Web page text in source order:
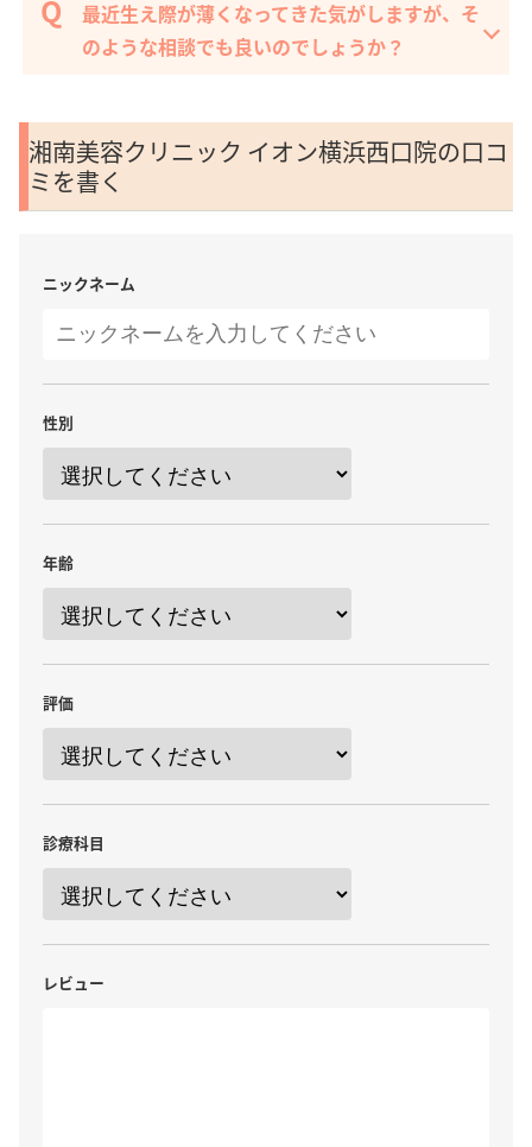
最近生え際が薄くなってきた気がしますが、そ
のような相談でも良いのでしょうか？
湘南美容クリニック イオン横浜西口院の口コ
ミを書く
ニックネーム
性別
年齢
評価
診療科目
レビュー